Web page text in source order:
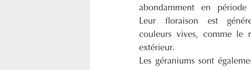
abondamment en période
Leur floraison est
couleurs vives, comme le
extérieur.
Les géraniums sont